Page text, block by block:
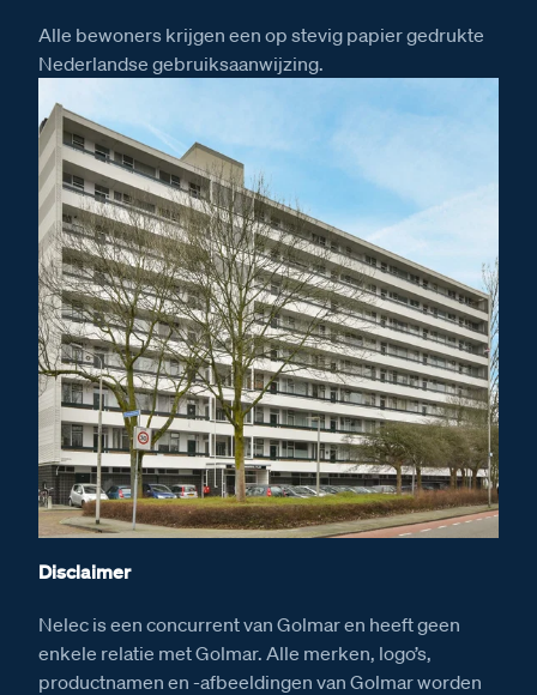
Alle bewoners krijgen een op stevig papier gedrukte
Nederlandse gebruiksaanwijzing.
Disclaimer
Nelec is een concurrent van Golmar en heeft geen
enkele relatie met Golmar. Alle merken, logo’s,
productnamen en -afbeeldingen van Golmar worden